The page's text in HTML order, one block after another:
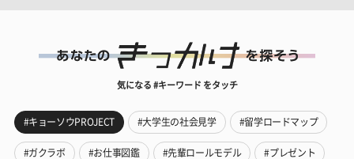
気になる #キーワード をタッチ
#キョーソウPROJECT #大学生の社会見学 #留学ロードマップ
#ガクラボ #お仕事図鑑 #先輩ロールモデル #プレゼント